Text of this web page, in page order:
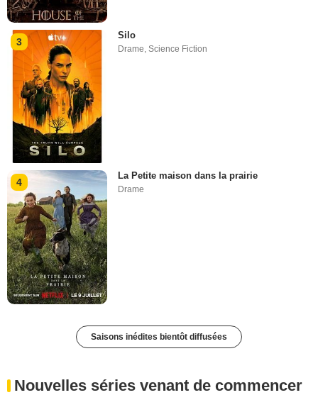
3
Silo
Drame,Science Fiction
4
La Petite maison dans la prairie
Drame
Saisons inédites bientôt diffusées
Nouvelles séries venant de commencer